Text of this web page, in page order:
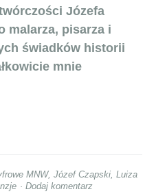
Józefa
malarza, pisarza i
świadków historii
mnie
MNW, Józef Czapski Luiza
Dodaj komentarz